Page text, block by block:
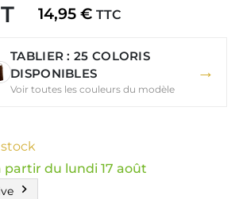
14,95 € TTC
TABLIER : 25 COLORIS
DISPONIBLES
Voir toutes les couleurs du modèle
→
partir du lundi 17 août
chevron_right